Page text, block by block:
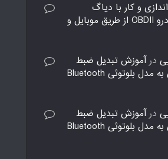
و کار با دیاگ
ELM327 خودرو OBDII از طریق موبایل و
درآموزش تبدیل ضبط
صوت قدیمی به مدل بلوتوثی Bluetooth
درآموزش تبدیل ضبط
صوت قدیمی به مدل بلوتوثی Bluetooth